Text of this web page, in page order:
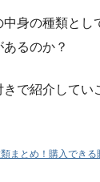
身の種類とし
るのか？
で紹介してい
類まとめ！購入でき